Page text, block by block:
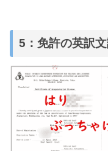
5：免許の英訳